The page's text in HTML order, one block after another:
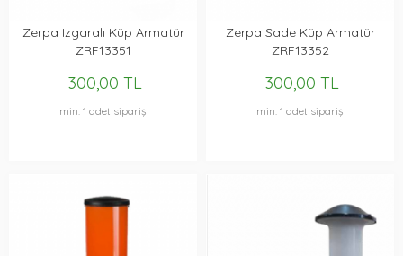
Zerpa Izgaralı Küp Armatür
ZRF13351
300,00 TL
min. 1 adet sipariş
Zerpa Sade Küp Armatür
ZRF13352
300,00 TL
min. 1 adet sipariş